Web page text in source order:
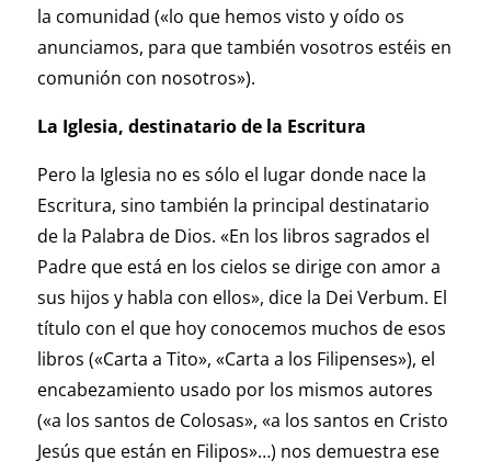
la comunidad («lo que hemos visto y oído os
anunciamos, para que también vosotros estéis en
comunión con nosotros»).
La Iglesia, destinatario de la Escritura
Pero la Iglesia no es sólo el lugar donde nace la
Escritura, sino también la principal destinatario
de la Palabra de Dios. «En los libros sagrados el
Padre que está en los cielos se dirige con amor a
sus hijos y habla con ellos», dice la Dei Verbum. El
título con el que hoy conocemos muchos de esos
libros («Carta a Tito», «Carta a los Filipenses»), el
encabezamiento usado por los mismos autores
(«a los santos de Colosas», «a los santos en Cristo
Jesús que están en Filipos»…) nos demuestra ese